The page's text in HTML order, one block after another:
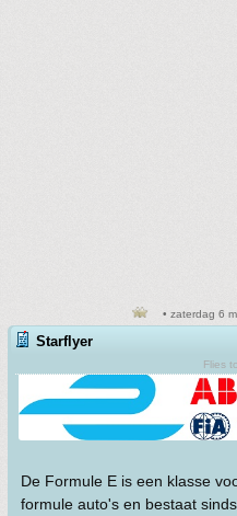
• zaterdag 6
Starflyer
Flies
De Formule E is een klasse
formule auto's en bestaat